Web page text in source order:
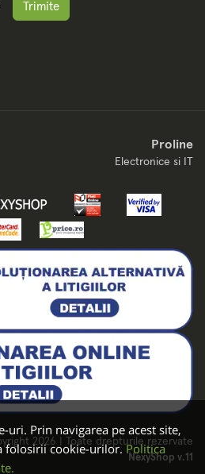
uri. Prin navigarea pe acest site,
folosirii cookie-urilor.Politica
Trimite
Proline
Electronice si IT
2026 | Toate drepturile rezervate
NexyShop v.11